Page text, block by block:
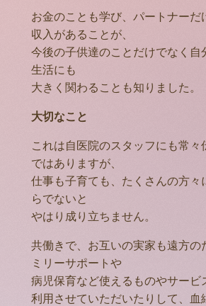
お金のことも学び、パートナーだ
収入があることが、
今後の子供達のことだけでなく自
生活にも
大きく関わることも知りました。
大切なこと
これは自医院のスタッフにも常々
ではありますが、
仕事も子育ても、たくさんの方々
らでないと
やはり成り立ちません。
共働きで、お互いの実家も遠方の
ミリーサポートや
病児保育など使えるものやサービ
利用させていただいたりして、血